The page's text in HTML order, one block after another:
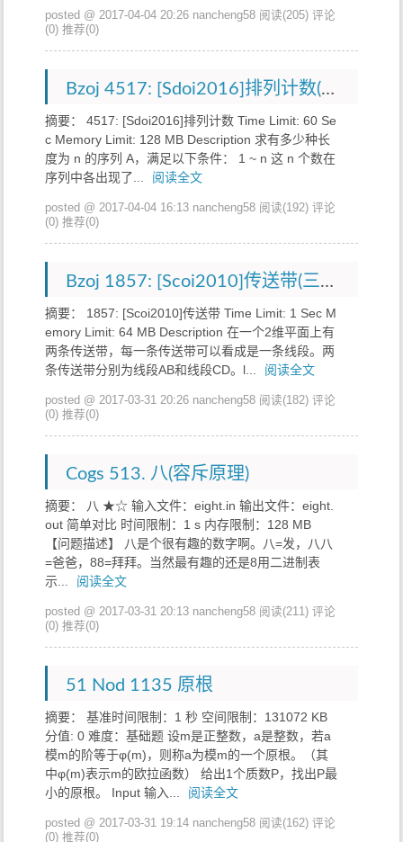
posted @ 2017-04-04 20:26 nancheng58 阅读(205) 评论
(0) 推荐(0)
Bzoj 4517: [Sdoi2016]排列计数(排列组合)
摘要： 4517: [Sdoi2016]排列计数 Time Limit: 60 Se
c Memory Limit: 128 MB Description 求有多少种长
度为 n 的序列 A，满足以下条件： 1 ~ n 这 n 个数在
序列中各出现了...
阅读全文
posted @ 2017-04-04 16:13 nancheng58 阅读(192) 评论
(0) 推荐(0)
Bzoj 1857: [Scoi2010]传送带(三分套三分)
摘要： 1857: [Scoi2010]传送带 Time Limit: 1 Sec M
emory Limit: 64 MB Description 在一个2维平面上有
两条传送带，每一条传送带可以看成是一条线段。两
条传送带分别为线段AB和线段CD。l...
阅读全文
posted @ 2017-03-31 20:26 nancheng58 阅读(182) 评论
(0) 推荐(0)
Cogs 513. 八(容斥原理)
摘要： 八 ★☆ 输入文件：eight.in 输出文件：eight.
out 简单对比 时间限制：1 s 内存限制：128 MB
【问题描述】 八是个很有趣的数字啊。八=发，八八
=爸爸，88=拜拜。当然最有趣的还是8用二进制表
示...
阅读全文
posted @ 2017-03-31 20:13 nancheng58 阅读(211) 评论
(0) 推荐(0)
51 Nod 1135 原根
摘要： 基准时间限制：1 秒 空间限制：131072 KB
分值: 0 难度：基础题 设m是正整数，a是整数，若a
模m的阶等于φ(m)，则称a为模m的一个原根。（其
中φ(m)表示m的欧拉函数） 给出1个质数P，找出P最
小的原根。 Input 输入...
阅读全文
posted @ 2017-03-31 19:14 nancheng58 阅读(162) 评论
(0) 推荐(0)